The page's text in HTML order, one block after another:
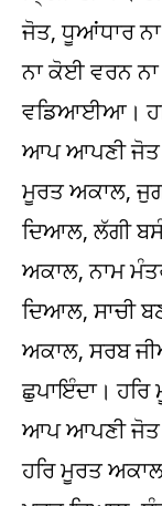
ਜੋਤ, ਧੂਆਂਧਾਰ
ਨਾ ਕੋਈ ਵਰਨ
ਵਡਿਆਈਆ।
ਆਪ ਆਪਣੀ ਜੋਤ
ਮੂਰਤ ਅਕਾਲ,
ਦਿਆਲ, ਲੱਗੀ
ਅਕਾਲ, ਨਾਮ
ਦਿਆਲ, ਸਾਚੀ
ਅਕਾਲ, ਸਰਬ
ਛੁਪਾਇੰਦਾ।
ਆਪ ਆਪਣੀ ਜੋਤ
ਹਰਿ ਮੂਰਤ